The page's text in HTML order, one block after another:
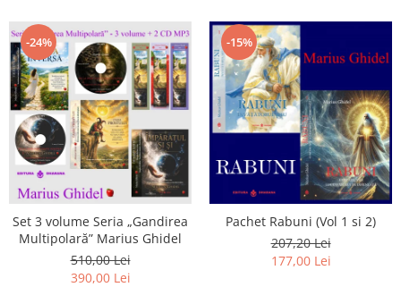
-24%
Set 3 volume Seria „Gandirea
Multipolară” Marius Ghidel
510,00 Lei
390,00 Lei
-15%
Pachet Rabuni (Vol 1 si 2)
207,20 Lei
177,00 Lei